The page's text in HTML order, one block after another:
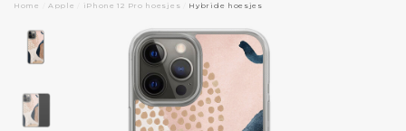
Home Apple iPhone 12 Pro hoesjes Hybride hoesjes